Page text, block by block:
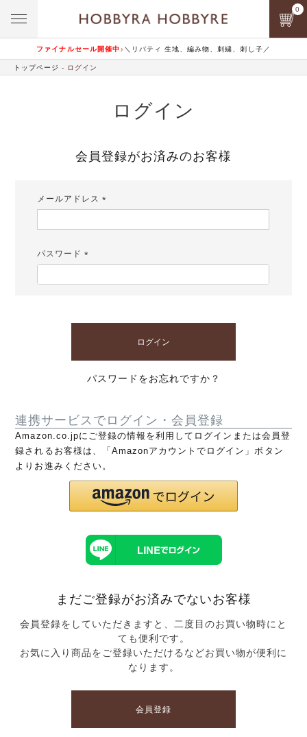
ファイナルセール開催中♪ ＼リバティ 生地、編み物、刺繍、刺し子／
0
トップページ ログイン
ログイン
会員登録がお済みのお客様
メールアドレス
パスワード
ログイン
パスワードをお忘れですか？
連携サービスでログイン・会員登録
Amazon.co.jpにご登録の情報を利用してログインまたは会員登
録されるお客様は、「Amazonアカウントでログイン」ボタン
よりお進みください。
まだご登録がお済みでないお客様
会員登録をしていただきますと、二度目のお買い物時にと
ても便利です。
お気に入り商品をご登録いただけるなどお買い物が便利に
なります。
会員登録